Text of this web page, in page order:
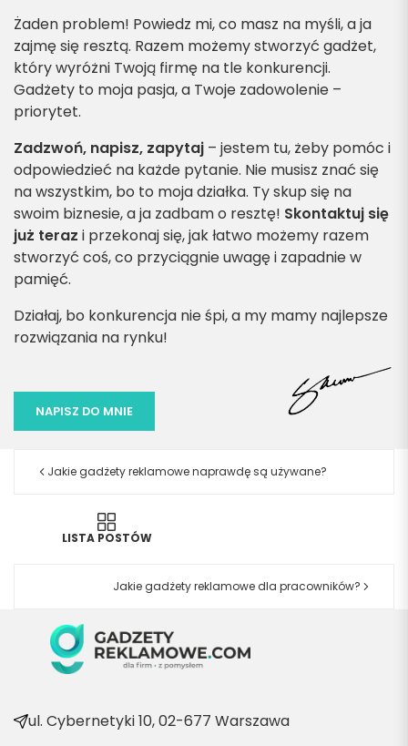
Żaden problem! Powiedz mi, co masz na myśli, a ja
zajmę się resztą. Razem możemy stworzyć gadżet,
który wyróżni Twoją firmę na tle konkurencji.
Gadżety to moja pasja, a Twoje zadowolenie –
priorytet.
Zadzwoń, napisz, zapytaj – jestem tu, żeby pomóc i
odpowiedzieć na każde pytanie. Nie musisz znać się
na wszystkim, bo to moja działka. Ty skup się na
swoim biznesie, a ja zadbam o resztę! Skontaktuj się
już teraz i przekonaj się, jak łatwo możemy razem
stworzyć coś, co przyciągnie uwagę i zapadnie w
pamięć.
Działaj, bo konkurencja nie śpi, a my mamy najlepsze
rozwiązania na rynku!
NAPISZ DO MNIE
Jakie gadżety reklamowe naprawdę są używane?
LISTA POSTÓW
Jakie gadżety reklamowe dla pracowników?
ul. Cybernetyki 10, 02-677 Warszawa